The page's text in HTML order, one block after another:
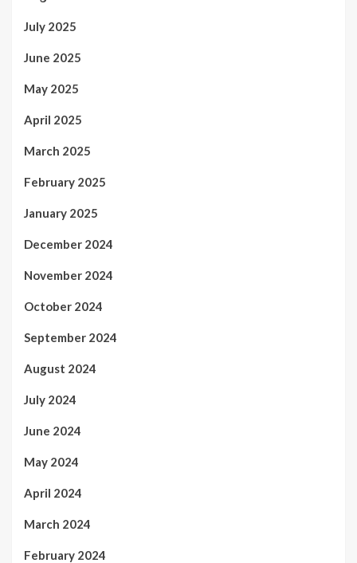
July 2025
June 2025
May 2025
April 2025
March 2025
February 2025
January 2025
December 2024
November 2024
October 2024
September 2024
August 2024
July 2024
June 2024
May 2024
April 2024
March 2024
February 2024